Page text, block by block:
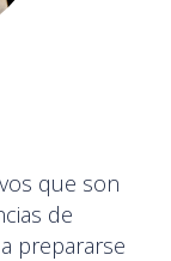
que son
de
prepararse